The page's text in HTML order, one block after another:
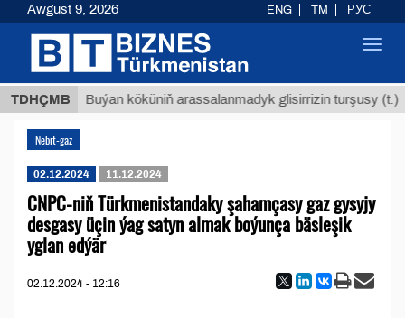
TDHÇMB
ТМТ Buýan köküniň arassalanmadyk glisirrizin turşusy (t.)
Nebit-gaz
02.12.2024 11.12.2024
CNPC-niň Türkmenistandaky şahamçasy gaz gysyjy
desgasy üçin ýag satyn almak boýunça bäsleşik
yglan edýär
02.12.2024 - 12:16
Awgust 9, 2026 ENG TM РУС